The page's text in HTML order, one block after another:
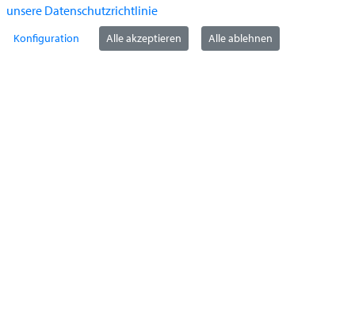
Reiterplakette (Verlängerungsantrag online)
Ummeldung zugelassenes Fahrzeug
unsere Datenschutzrichtlinie
Konfiguration Alle akzeptieren Alle ablehnen